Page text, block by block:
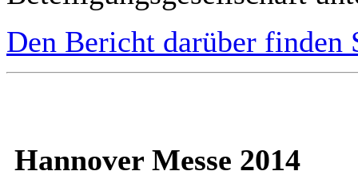
Den Bericht darüber finden
Hannover Messe 2014